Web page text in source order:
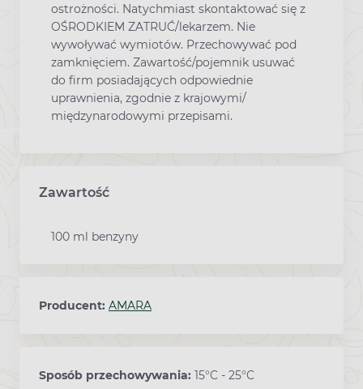
ostrożności. Natychmiast skontaktować się z
OŚRODKIEM ZATRUĆ/lekarzem. Nie
wywoływać wymiotów. Przechowywać pod
zamknięciem. Zawartość/pojemnik usuwać
do firm posiadających odpowiednie
uprawnienia, zgodnie z krajowymi/
międzynarodowymi przepisami.
Zawartość
100 ml benzyny
Producent: AMARA
Sposób przechowywania: 15°C - 25°C